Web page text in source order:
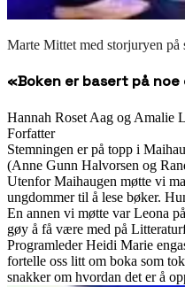
Marte Mittet med storjuryen på
«Boken er basert på
Hannah Roset Aag og Amalie
Forfatter
Stemningen er på topp i
(Anne Gunn Halvorsen og
Utenfor Maihaugen møtte vi
ungdommer til å lese bøker.
En annen vi møtte var Leona
gøy å få være med på
Programleder Heidi Marie
fortelle oss litt om boka som
snakker om hvordan det er å